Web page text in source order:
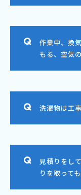
作業中、換
もる、空気
洗濯物は工
見積りをし
りを取って